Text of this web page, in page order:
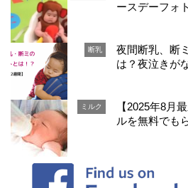
ースデーフォ
断乳
夜間断乳、断
は？夜泣きが
ミルク
【2025年8月
ルを無料でも